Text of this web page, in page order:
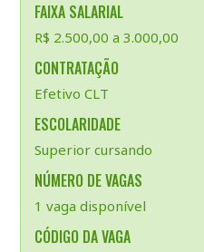
FAIXA SALARIAL
R$ 2.500,00 a 3.000,00
CONTRATAÇÃO
Efetivo CLT
ESCOLARIDADE
Superior cursando
NÚMERO DE VAGAS
1 vaga disponível
CÓDIGO DA VAGA